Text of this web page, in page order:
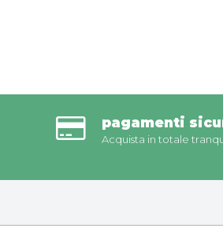
pagamenti
Acquista in totale